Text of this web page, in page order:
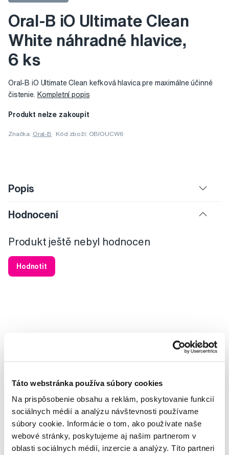
Táto webstránka používa súbory cookies
Na prispôsobenie obsahu a reklám, poskytovanie funkcií
sociálnych médií a analýzu návštevnosti používame
súbory cookie. Informácie o tom, ako používate naše
webové stránky, poskytujeme aj našim partnerom v
oblasti sociálnych médií, inzercie a analýzy. Títo partneri
Oral-B iO Ultimate Clean
White náhradné hlavice,
6 ks
Oral-B iO Ultimate Clean kefková hlavica pre maximálne účinné
čistenie. Kompletní popis
Produkt nelze zakoupit
Značka: Oral-B Kód zboží: OBIOUCW6
Popis
Hodnocení
Produkt ještě nebyl hodnocen
Hodnotit
Napište našim odborníkům
MUDr. Alena Krugová